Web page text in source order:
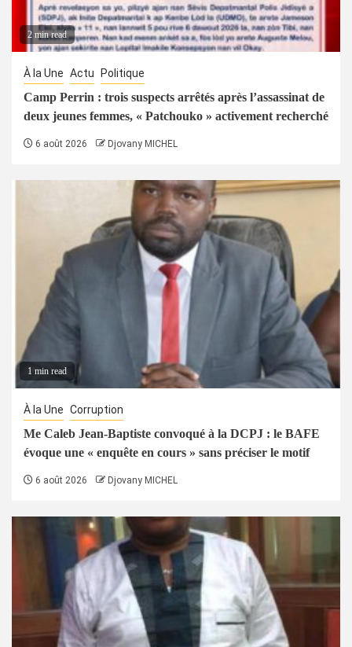
2 min read
À la Une Actu Politique
Camp Perrin : trois suspects arrêtés après l’assassinat de
deux jeunes femmes, « Patchouko » activement recherché
6 août 2026 Djovany MICHEL
1 min read
À la Une Corruption
Me Caleb Jean-Baptiste convoqué à la DCPJ : le BAFE
évoque une « enquête en cours » sans préciser le motif
6 août 2026 Djovany MICHEL